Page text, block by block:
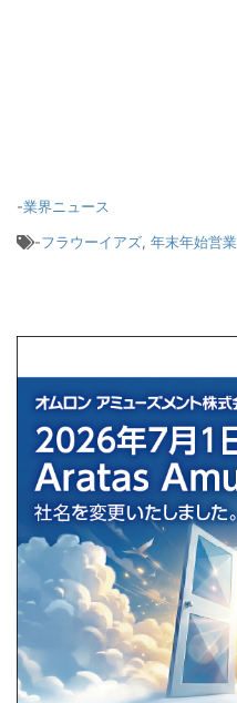
-業界ニュース
-フラウーイアズ, 年末年始営業